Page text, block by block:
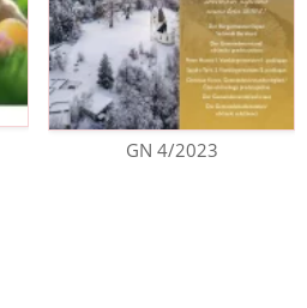
GN 4/2023